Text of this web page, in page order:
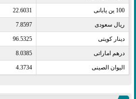
100 ين يابانى​ 22.6031
ريال سعودى​ 7.8597
دينار كويتى​ 96.5325
درهم اماراتى​ 8.0385
اليوان الصينى​ 4.3734